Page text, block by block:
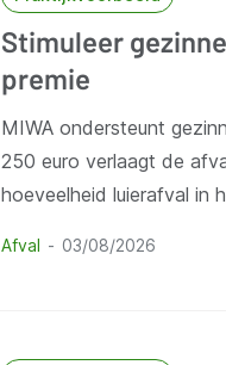
Stimuleer
premie
MIWA ondersteunt
250 euro verlaagt de
hoeveelheid luierafval in
Afval 03/08/2026